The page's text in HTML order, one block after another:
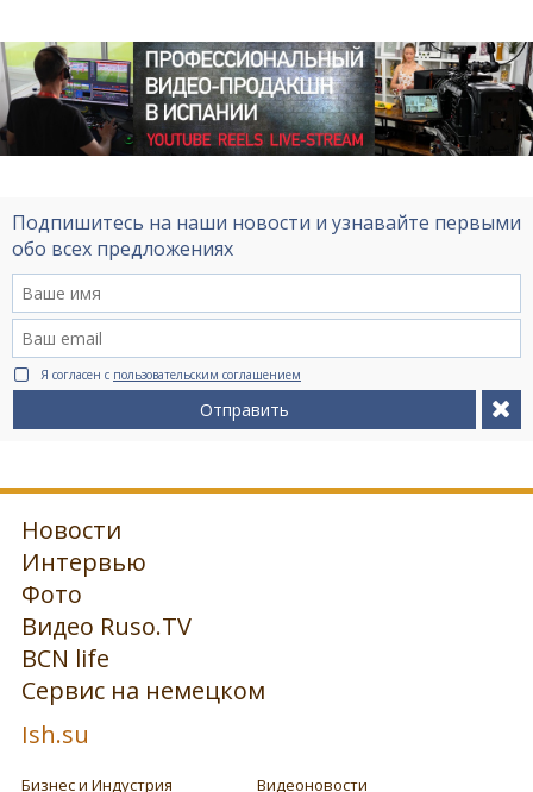
Подпишитесь на наши новости и узнавайте первыми
обо всех предложениях
Я согласен с пользовательским соглашением
Отправить
Новости
Интервью
Фото
Видео Ruso.TV
BCN life
Сервис на немецком
Ish.su
Бизнес и Индустрия
Видеоновости